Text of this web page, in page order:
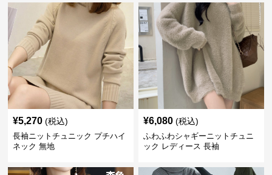
¥5,270 (税込)
長袖ニットチュニック プチハイ
ネック 無地
¥6,080 (税込)
ふわふわシャギーニットチュニ
ック レディース 長袖